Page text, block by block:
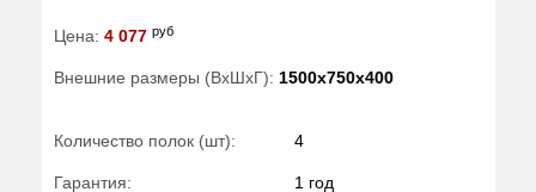
Цена: 4 077 руб
Внешние размеры (ВхШхГ): 1500x750x400
Количество полок (шт): 4
Гарантия: 1 год